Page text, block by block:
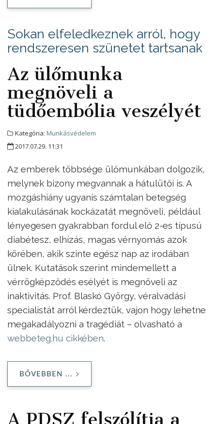
Sokan elfeledkeznek arról, hogy
rendszeresen szünetet tartsanak
Az ülőmunka
megnöveli a
tüdőembólia veszélyét
Kategória: Munkásvédelem
2017.07.29. 11:31
Az emberek többsége ülőmunkában dolgozik,
melynek bizony megvannak a hátulütői is. A
mozgáshiány ugyanis számtalan betegség
kialakulásának kockázatát megnöveli, például
lényegesen gyakrabban fordul elő 2-es típusú
diabétesz, elhízás, magas vérnyomás azok
körében, akik szinte egész nap az irodában
ülnek. Kutatások szerint mindemellett a
vérrögképződés esélyét is megnöveli az
inaktivitás. Prof. Blaskó György, véralvadási
specialistát arról kérdeztük, vajon hogy lehetne
megakadályozni a tragédiát – olvasható a
webbeteg.hu cikkében.
BŐVEBBEN ...
A PDSZ felszólítja a